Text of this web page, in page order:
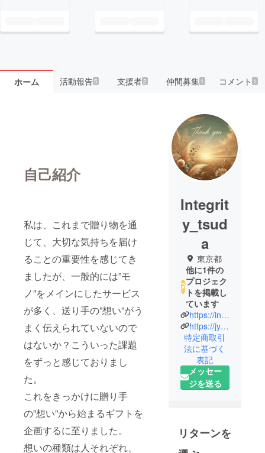
ホーム 活動報告5 支援者2 仲間募集 1 コメント 1
自己紹介
私は、これまで贈り物を通
じて、大切な気持ちを届け
ることの重要性を感じてき
ましたが、一般的には”モ
ノ”をメインにしたサービス
が多く、送り手の”想い”がう
まく伝えられていないので
はないか？こういった課題
をずっと感じておりまし
た。
これをきっかけに贈り手
の”想い”から始まるギフトを
企画するに至りました。
想いの種類は人それぞれ、
Integrit
y_tsud
a
東京都
他に1件の
プロジェク
トを掲載し
ています
https://integrity-sbp.com/company#purpose
https://jyunin-toiro.online/
特定商取引
法に基づく
表記
メッセー
ジを送る
リターンを